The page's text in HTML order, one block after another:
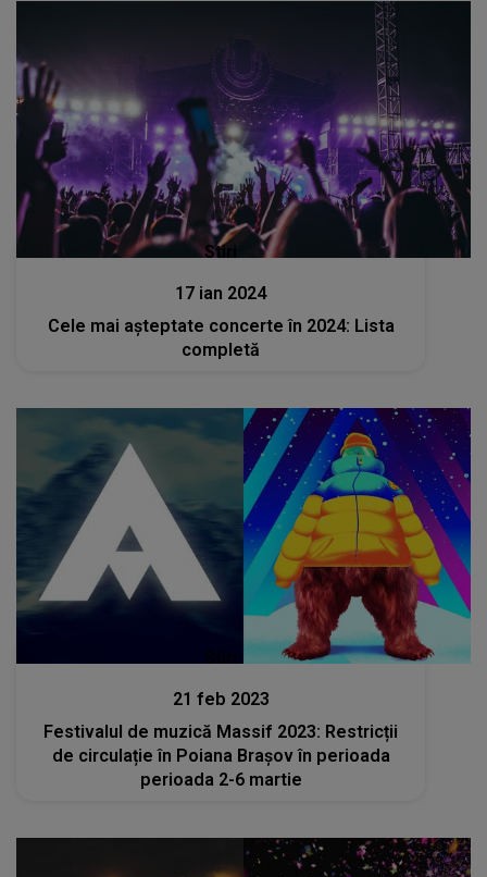
Stiri
17 ian 2024
Cele mai așteptate concerte în 2024: Lista
completă
Stiri
21 feb 2023
Festivalul de muzică Massif 2023: Restricții
de circulație în Poiana Brașov în perioada
perioada 2-6 martie